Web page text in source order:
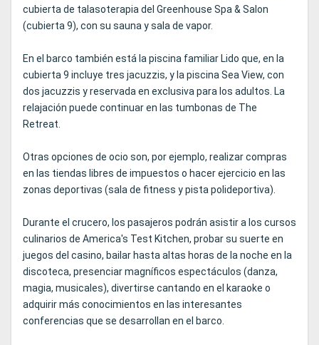
cubierta de talasoterapia del Greenhouse Spa & Salon
(cubierta 9), con su sauna y sala de vapor.
En el barco también está la piscina familiar Lido que, en la
cubierta 9 incluye tres jacuzzis, y la piscina Sea View, con
dos jacuzzis y reservada en exclusiva para los adultos. La
relajación puede continuar en las tumbonas de The
Retreat.
Otras opciones de ocio son, por ejemplo, realizar compras
en las tiendas libres de impuestos o hacer ejercicio en las
zonas deportivas (sala de fitness y pista polideportiva).
Durante el crucero, los pasajeros podrán asistir a los cursos
culinarios de America's Test Kitchen, probar su suerte en
juegos del casino, bailar hasta altas horas de la noche en la
discoteca, presenciar magníficos espectáculos (danza,
magia, musicales), divertirse cantando en el karaoke o
adquirir más conocimientos en las interesantes
conferencias que se desarrollan en el barco.